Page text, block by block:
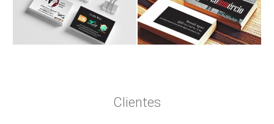
Clientes